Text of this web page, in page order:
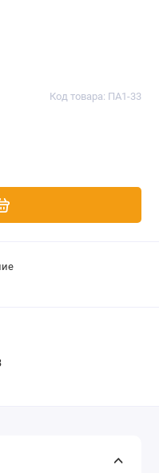
Код товара: ПА1-33